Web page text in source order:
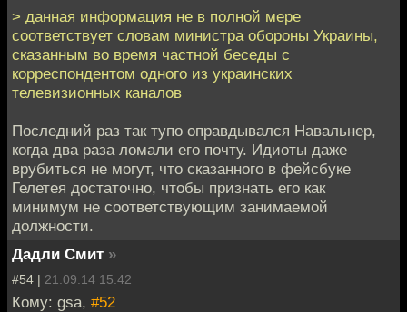
> данная информация не в полной мере
соответствует словам министра обороны Украины,
сказанным во время частной беседы с
корреспондентом одного из украинских
телевизионных каналов
Последний раз так тупо оправдывался Навальнер,
когда два раза ломали его почту. Идиоты даже
врубиться не могут, что сказанного в фейсбуке
Гелетея достаточно, чтобы признать его как
минимум не соответствующим занимаемой
должности.
Дадли Смит »
#54 | 21.09.14 15:42
Кому: gsa, #52